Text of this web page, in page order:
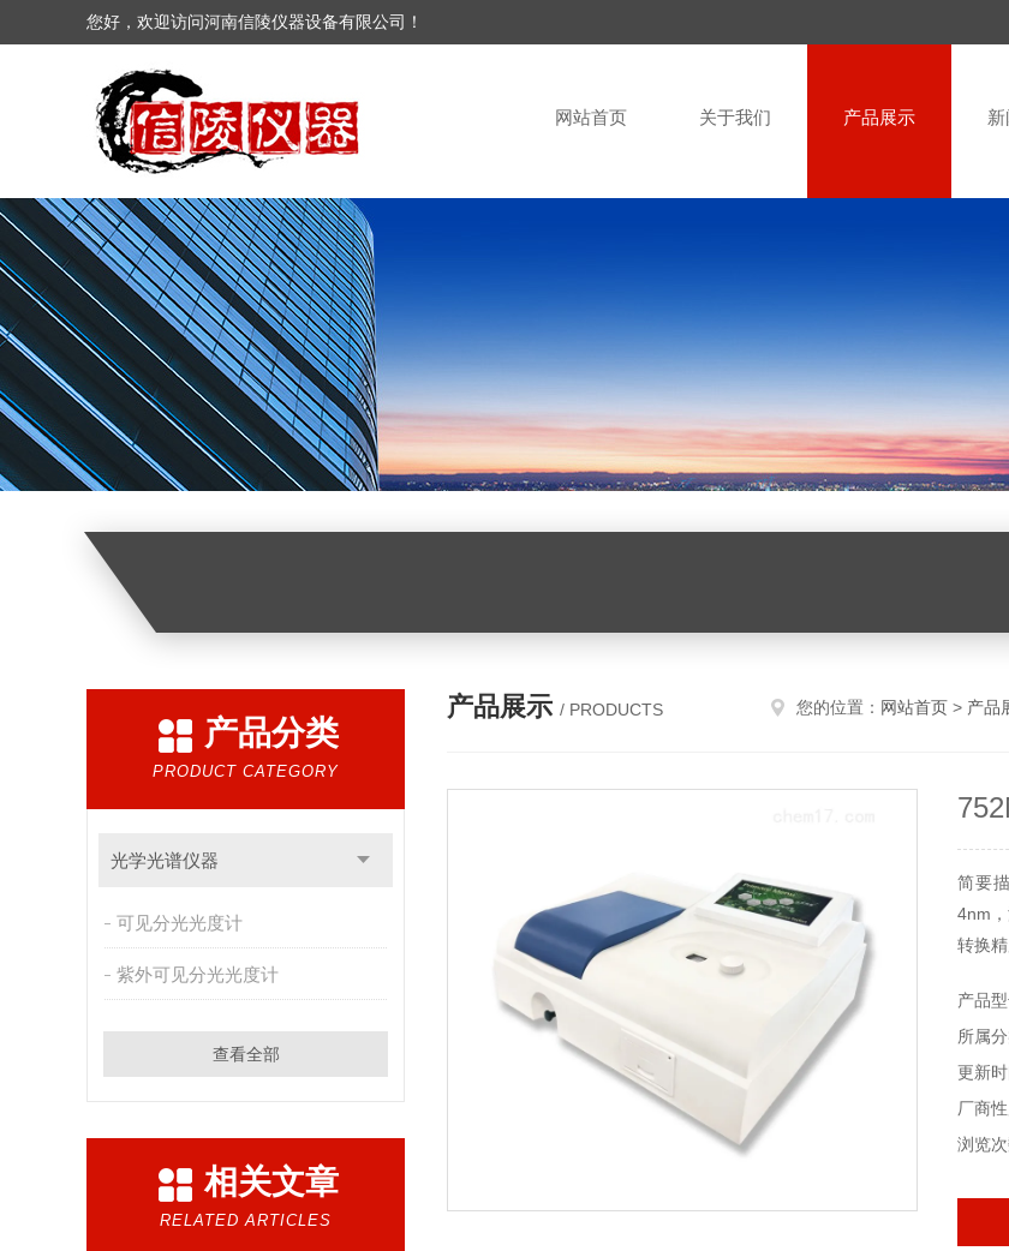
您好，欢迎访问河南信陵仪器设备有限公司！
网站首页 关于我们 产品展示
产品分类
PRODUCT CATEGORY
光学光谱仪器
可见分光光度计
紫外可见分光光度计
查看全部
相关文章
RELATED ARTICLES
产品展示 / PRODUCTS 您的位置： 网站首页 > 产品
简要
4nm
转换
产品型
所属
更新
厂商
浏览